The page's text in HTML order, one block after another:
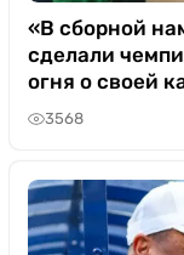
«В сборной
сделали
огня о своей
3568